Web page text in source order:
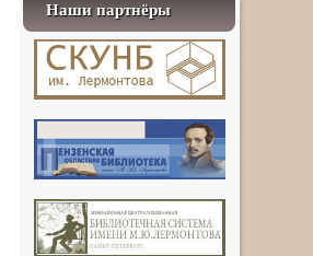
Наши партнёры